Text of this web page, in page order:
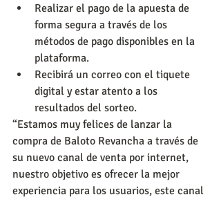
Realizar el pago de la apuesta de
forma segura a través de los
métodos de pago disponibles en la
plataforma.
Recibirá un correo con el tiquete
digital y estar atento a los
resultados del sorteo.
“Estamos muy felices de lanzar la
compra de Baloto Revancha a través de
su nuevo canal de venta por internet,
nuestro objetivo es ofrecer la mejor
experiencia para los usuarios, este canal